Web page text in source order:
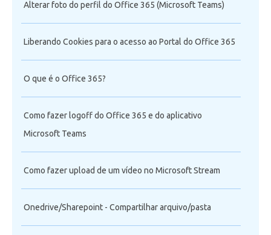
Alterar foto do perfil do Office 365 (Microsoft Teams)
Liberando Cookies para o acesso ao Portal do Office 365
O que é o Office 365?
Como fazer logoff do Office 365 e do aplicativo
Microsoft Teams
Como fazer upload de um vídeo no Microsoft Stream
Onedrive/Sharepoint - Compartilhar arquivo/pasta